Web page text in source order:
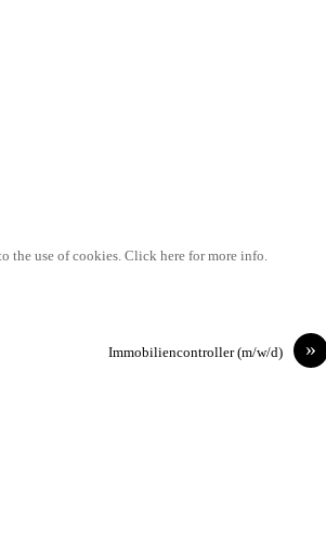
the use of cookies. Click here for more info.
»
Immobiliencontroller (m/w/d)